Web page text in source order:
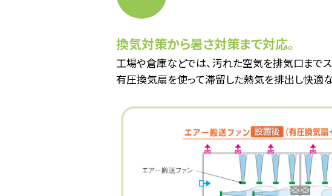
換気対策から暑さ対策まで対応。
工場や倉庫などでは、汚れた空気を排気口まで
有圧換気扇を使って滞留した熱気を排出し快適